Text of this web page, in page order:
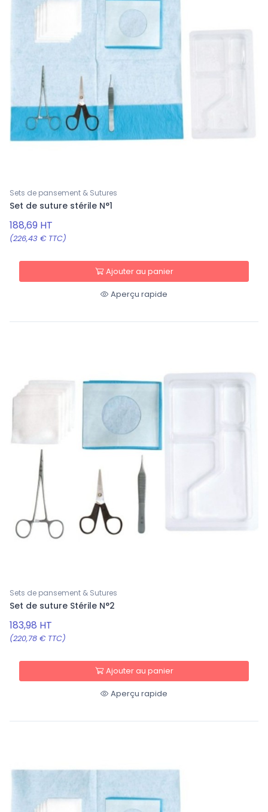
Sets de pansement & Sutures
Set de suture stérile N°1
188,69 HT
(226,43 € TTC)
Ajouter au panier
Aperçu rapide
Sets de pansement & Sutures
Set de suture Stérile N°2
183,98 HT
(220,78 € TTC)
Ajouter au panier
Aperçu rapide